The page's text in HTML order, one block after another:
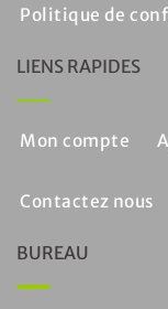
Politique de
LIENS RAPIDES
Mon compte
Contactez nous
BUREAU